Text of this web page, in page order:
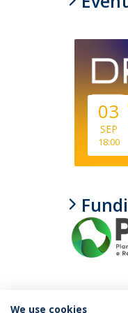
03
SEP
18:00
We use cookies